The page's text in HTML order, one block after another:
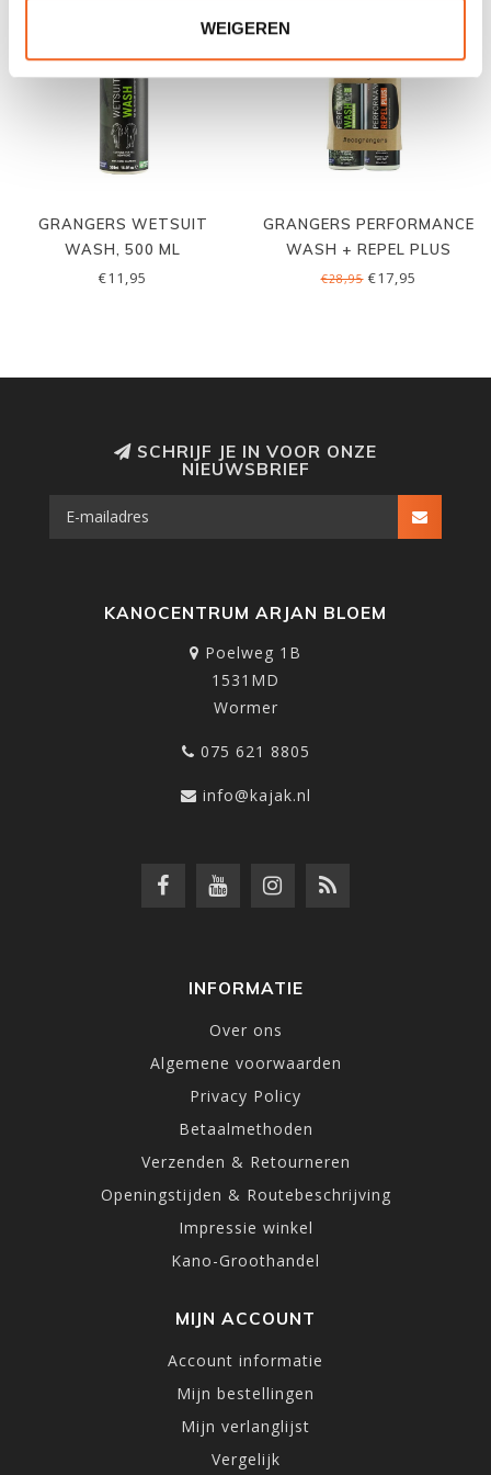
WEIGEREN
GRANGERS WETSUIT
WASH, 500 ML
€11,95
GRANGERS PERFORMANCE
WASH + REPEL PLUS
COMBI
€28,95€17,95
SCHRIJF JE IN VOOR ONZE
NIEUWSBRIEF
KANOCENTRUM ARJAN BLOEM
Poelweg 1B
1531MD
Wormer
075 621 8805
info@kajak.nl
INFORMATIE
Over ons
Algemene voorwaarden
Privacy Policy
Betaalmethoden
Verzenden & Retourneren
Openingstijden & Routebeschrijving
Impressie winkel
Kano-Groothandel
MIJN ACCOUNT
Account informatie
Mijn bestellingen
Mijn verlanglijst
Vergelijk